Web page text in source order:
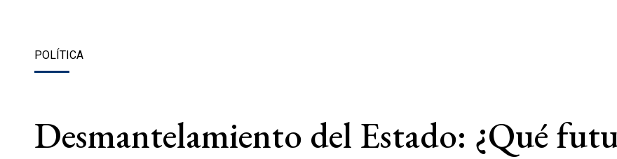
POLÍTICA
Desmantelamiento del Estado: ¿Qué